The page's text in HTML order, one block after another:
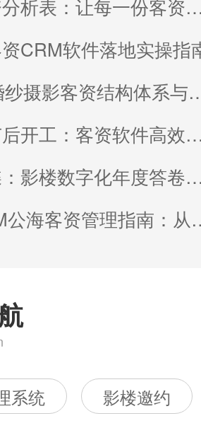
报备客资分析表：让每一份客资都产生价值的“经营仪表盘”
CRM软件落地实操指
2026年婚纱摄影客
影楼春节后开工：客资软件高效运维要点
破茧成蝶：影楼数字化年度答卷—博诚云ERP与CRM系统落地应用深度总结
影楼CRM公海客资
系统 影楼邀约